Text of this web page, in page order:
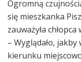
Ogromną
się mieszkanka
zauważyła
– Wyglądało, jakby
kierunku